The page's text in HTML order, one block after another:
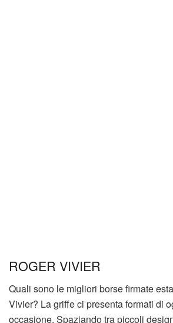
ROGER VIVIER
Quali sono le migliori borse firmate
Vivier? La griffe ci presenta formati di
occasione. Spaziando tra piccoli